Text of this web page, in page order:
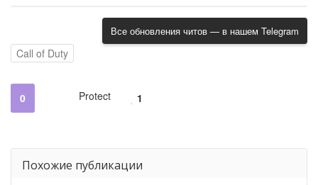
Все обновления читов — в нашем Telegram
Call of Duty
0 Protect 1
Похожие публикации